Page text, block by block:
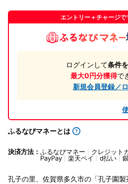
エントリー＋チャージで
ログインして条件
最大0円分獲得で
新規会員登録／
ふるなびマネーとは
決済方法： ふるなびマネー クレジット
PayPay
楽天ペイ d払い
孔子の里、佐賀県多久市の「孔子園